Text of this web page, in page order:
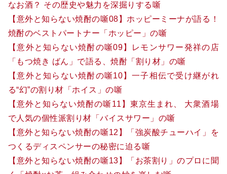
なお酒？ その歴史や魅力を深掘りする噺
【意外と知らない焼酎の噺08】ホッピーミーナが語る！
焼酎のベストパートナー「ホッピー」の噺
【意外と知らない焼酎の噺09】レモンサワー発祥の店
「もつ焼き ばん」で語る、焼酎「割り材」の噺
【意外と知らない焼酎の噺10】一子相伝で受け継がれ
る“幻”の割り材「ホイス」の噺
【意外と知らない焼酎の噺11】東京生まれ、 大衆酒場
で人気の個性派割り材「バイスサワー」の噺
【意外と知らない焼酎の噺12】「強炭酸チューハイ」を
つくるディスペンサーの秘密に迫る噺
【意外と知らない焼酎の噺13】「お茶割り」のプロに聞